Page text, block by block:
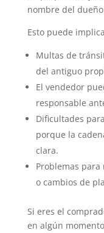
nombre del
Esto puede
Multas de
del antiguo
El vendedor
responsable
Dificultades
porque la
clara.
Problemas
o cambios de
Si eres el
en algún